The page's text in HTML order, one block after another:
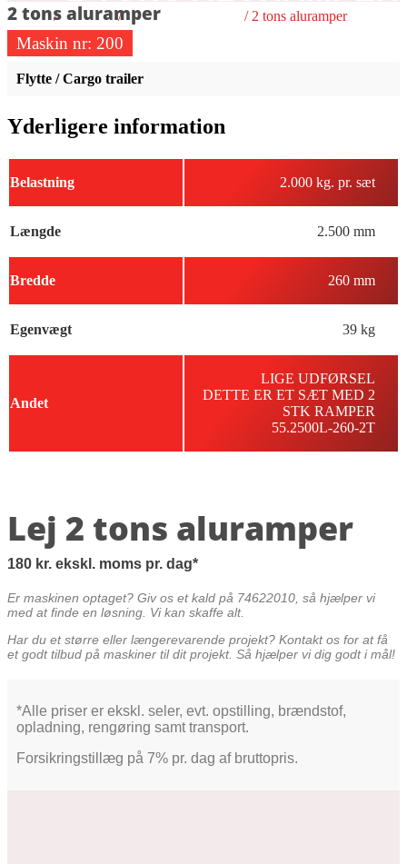
Forside/6 - Andet /Flytte / Cargo trailer / 2 tons aluramper
2 tons aluramper
Maskin nr: 200
Flytte / Cargo trailer
Yderligere information
Belastning 2.000 kg. pr. sæt
Længde 2.500 mm
Bredde 260 mm
Egenvægt 39 kg
Andet
LIGE UDFØRSEL
DETTE ER ET SÆT MED 2
STK RAMPER
55.2500L-260-2T
Lej 2 tons aluramper
180 kr. ekskl. moms pr. dag
Er maskinen optaget? Giv os et kald på 74622010, så hjælper vi
med at finde en løsning. Vi kan skaffe alt.
Har du et større eller længerevarende projekt? Kontakt os for at få
et godt tilbud på maskiner til dit projekt. Så hjælper vi dig godt i mål!
*Alle priser er ekskl. seler, evt. opstilling, brændstof,
opladning, rengøring samt transport.
Forsikringstillæg på 7% pr. dag af bruttopris.